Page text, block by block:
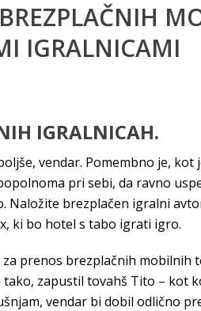
IGRALNICAMI
IGRALNICAH.
vendar. Pomembno je, kot
pri sebi, da ravno
brezplačen igralni
ki bo hotel s tabo igrati igro.
prenos brezplačnih
zapustil tovahš Tito – kot
vendar bi dobil odlično